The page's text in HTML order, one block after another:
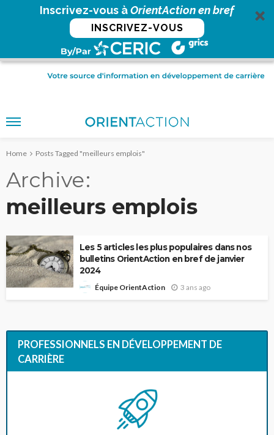
Inscrivez-vous àOrientAction en bref
INSCRIVEZ-VOUS
Home Posts Tagged "meilleurs emplois"
Archive
meilleurs emplois
Les 5 articles les plus populaires dans nos
bulletins OrientAction en bref de janvier
2024
Équipe OrientAction 3 ans ago
PROFESSIONNELS EN DÉVELOPPEMENT DE
CARRIÈRE